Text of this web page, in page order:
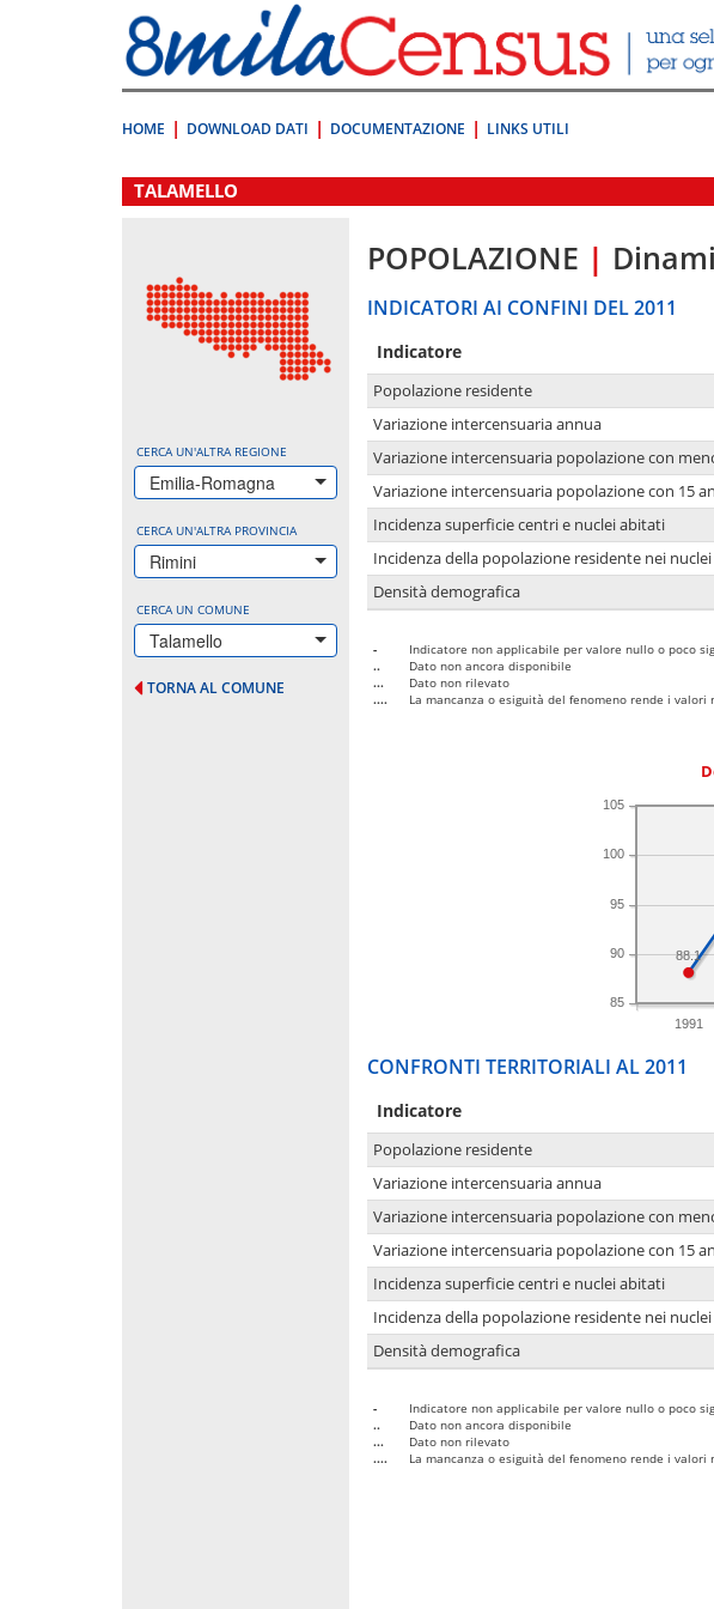
direttamente
a:
Contenuto
HOME DOWNLOAD DATI DOCUMENTAZIONE LINKS UTILI
.
TALAMELLO
CERCA UN'ALTRA REGIONE
Emilia-Romagna
CERCA UN'ALTRA PROVINCIA
Rimini
CERCA UN COMUNE
Talamello
TORNA AL COMUNE
POPOLAZIONE |
INDICATORI AI CONFINI DEL 2011
Indicatore
Popolazione residente
Variazione intercensuaria annua
Variazione intercensuaria popolazione con
Variazione intercensuaria popolazione con 15
Incidenza superficie centri e nuclei abitati
Incidenza della popolazione residente nei nuclei
Densità demografica
-
Indicatore non applicabile per valore nullo o poco
..
Dato non ancora disponibile
...
Dato non rilevato
....
La mancanza o esiguità del fenomeno rende i valori
1991
85
90
95
100
105
88.1
CONFRONTI TERRITORIALI AL 2011
Indicatore
Popolazione residente
Variazione intercensuaria annua
Variazione intercensuaria popolazione con
Variazione intercensuaria popolazione con 15
Incidenza superficie centri e nuclei abitati
Incidenza della popolazione residente nei nuclei
Densità demografica
-
Indicatore non applicabile per valore nullo o poco
..
Dato non ancora disponibile
...
Dato non rilevato
....
La mancanza o esiguità del fenomeno rende i valori